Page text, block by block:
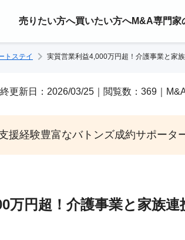
売りたい方へ買いたい方へM&A専門家
トステイ 実質営業利益4,000万円超！介護事業と家
更新日：2026/03/25｜閲覧数：369｜
援経験豊富なバトンズ成約サポータ
万円超！介護事業と家族